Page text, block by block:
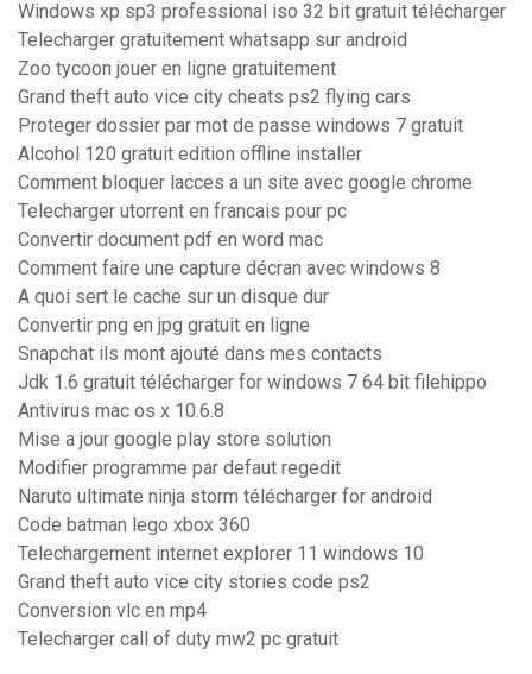
Windows xp sp3 professional iso 32 bit gratuit télécharger
Telecharger gratuitement whatsapp sur android
Zoo tycoon jouer en ligne gratuitement
Grand theft auto vice city cheats ps2 flying cars
Proteger dossier par mot de passe windows 7 gratuit
Alcohol 120 gratuit edition offline installer
Comment bloquer lacces a un site avec google chrome
Telecharger utorrent en francais pour pc
Convertir document pdf en word mac
Comment faire une capture décran avec windows 8
A quoi sert le cache sur un disque dur
Convertir png en jpg gratuit en ligne
Snapchat ils mont ajouté dans mes contacts
Jdk 1.6 gratuit télécharger for windows 7 64 bit filehippo
Antivirus mac os x 10.6.8
Mise a jour google play store solution
Modifier programme par defaut regedit
Naruto ultimate ninja storm télécharger for android
Code batman lego xbox 360
Telechargement internet explorer 11 windows 10
Grand theft auto vice city stories code ps2
Conversion vlc en mp4
Telecharger call of duty mw2 pc gratuit